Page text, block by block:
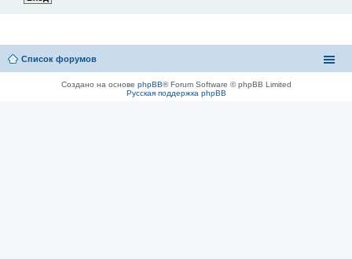
Список форумов
Создано на основе phpBB® Forum Software © phpBB Limited
Русская поддержка phpBB